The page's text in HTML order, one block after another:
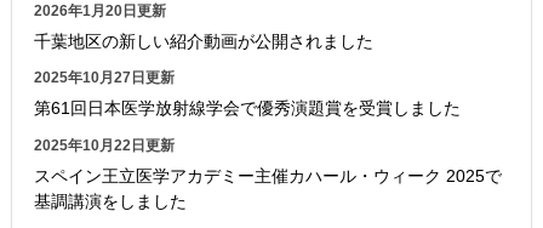
2026年1月20日更新
千葉地区の新しい紹介動画が公開されました
2025年10月27日更新
第61回日本医学放射線学会で優秀演題賞を受賞しました
2025年10月22日更新
スペイン王立医学アカデミー主催カハール・ウィーク 2025で
基調講演をしました